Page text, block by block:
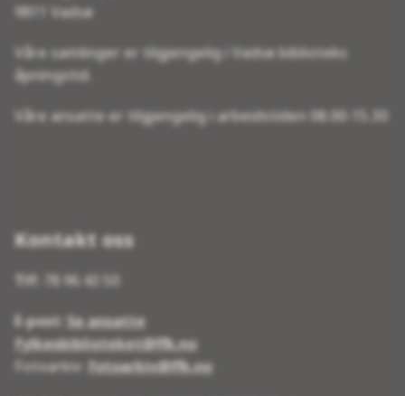
9811 Vadsø
Våre samlinger er tilgjengelig i Vadsø biblioteks
åpningstid.
Våre ansatte er tilgjengelig i arbeidstiden 08.00-15.30
Kontakt oss
Tlf: 78 96 43 50
E-post: Se ansatte
fylkesbiblioteket@ffk.no
Fotoarkiv: fotoarkiv@ffk.no